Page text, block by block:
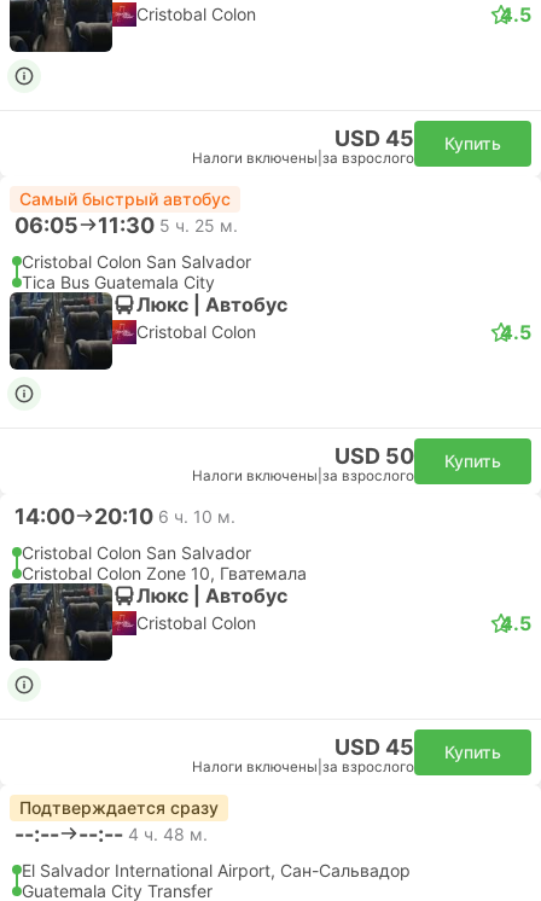
Cristobal Colon 4.5
USD 45
Налоги включены за взрослого
Купить
Самый быстрый автобус
06:05 11:30 5 ч. 25 м.
Cristobal Colon San Salvador
Tica Bus Guatemala City
Люкс | Автобус
Cristobal Colon 4.5
USD 50
Налоги включены за взрослого
Купить
14:00 20:10 6 ч. 10 м.
Cristobal Colon San Salvador
Cristobal Colon Zone 10, Гватемала
Люкс | Автобус
Cristobal Colon 4.5
USD 45
Налоги включены за взрослого
Купить
Подтверждается сразу
--:-- --:-- 4 ч. 48 м.
El Salvador International Airport, Сан-Сальвадор
Guatemala City Transfer